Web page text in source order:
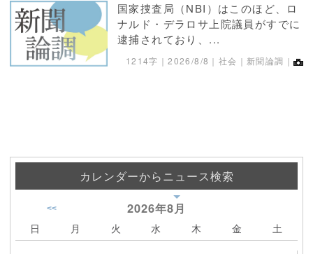
国家捜査局（NBI）はこのほど、ロ
ナルド・デラロサ上院議員がすでに
逮捕されており、...
1214字｜2026/8/8 ｜社会｜新聞論調｜
カレンダーからニュース検索
2026年8月
<<
日 月 火 水 木 金 土